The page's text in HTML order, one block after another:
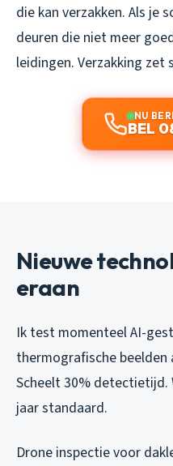
die kan verzakken. Als je
deuren die niet meer
leidingen. Verzakking zet
NU
BEL
Nieuwe
eraan
Ik test momenteel AI-
thermografische
Scheelt 30%
jaar standaard.
Drone inspectie voor